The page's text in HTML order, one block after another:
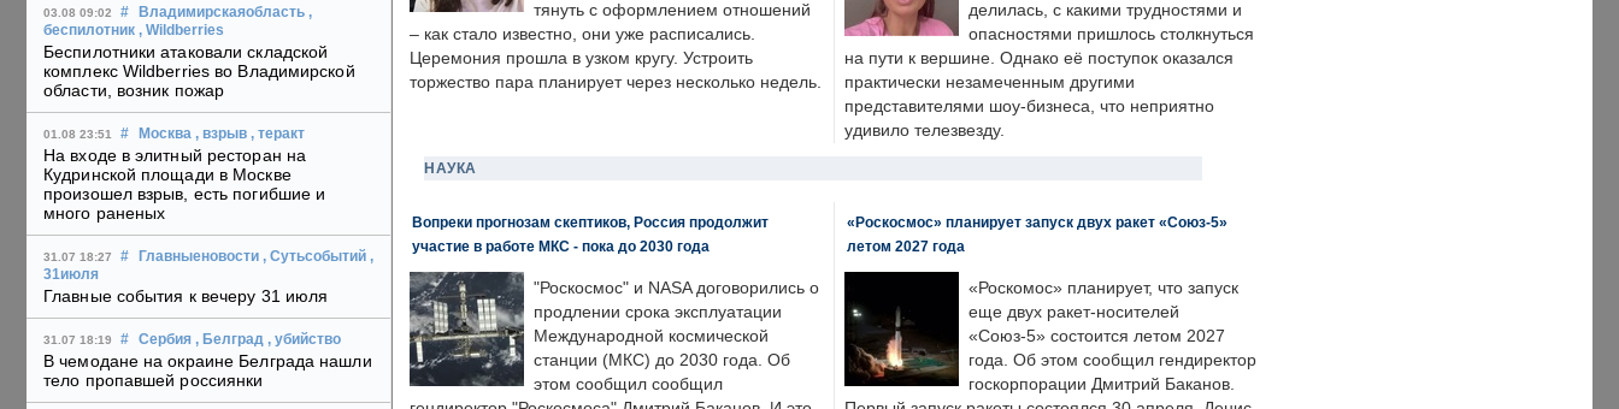
03.08 09:02 # Владимирскаяобласть ,
беспилотник , Wildberries
Беспилотники атаковали складской
комплекс Wildberries во Владимирской
области, возник пожар
01.08 23:51 # Москва , взрыв , теракт
На входе в элитный ресторан на
Кудринской площади в Москве
произошел взрыв, есть погибшие и
много раненых
31.07 18:27 # Главныеновости , Сутьсобытий ,
31июля
Главные события к вечеру 31 июля
31.07 18:19 # Сербия , Белград , убийство
В чемодане на окраине Белграда нашли
тело пропавшей россиянки
тянуть с оформлением отношений
– как стало известно, они уже расписались.
Церемония прошла в узком кругу. Устроить
торжество пара планирует через несколько недель.
делилась, с какими трудностями и
опасностями пришлось столкнуться
на пути к вершине. Однако её поступок оказался
практически незамеченным другими
представителями шоу-бизнеса, что неприятно
удивило телезвезду.
НАУКА
Вопреки прогнозам скептиков, Россия продолжит
участие в работе МКС - пока до 2030 года
"Роскосмос" и NASA договорились о
продлении срока эксплуатации
Международной космической
станции (МКС) до 2030 года. Об
этом сообщил сообщил
«Роскосмос» планирует запуск двух ракет «Союз-5»
летом 2027 года
«Роскомос» планирует, что запуск
еще двух ракет-носителей
«Союз-5» состоится летом 2027
года. Об этом сообщил гендиректор
госкорпорации Дмитрий Баканов.